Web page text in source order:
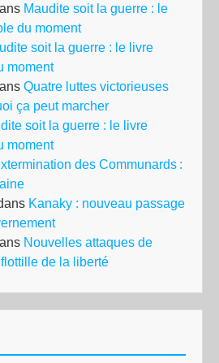
Maudite soit la guerre : le
du moment
soit la guerre : le livre
moment
Quatre luttes victorieuses
ça peut marcher
soit la guerre : le livre
moment
des Communards :
Kanaky : nouveau passage
Nouvelles attaques de
de la liberté